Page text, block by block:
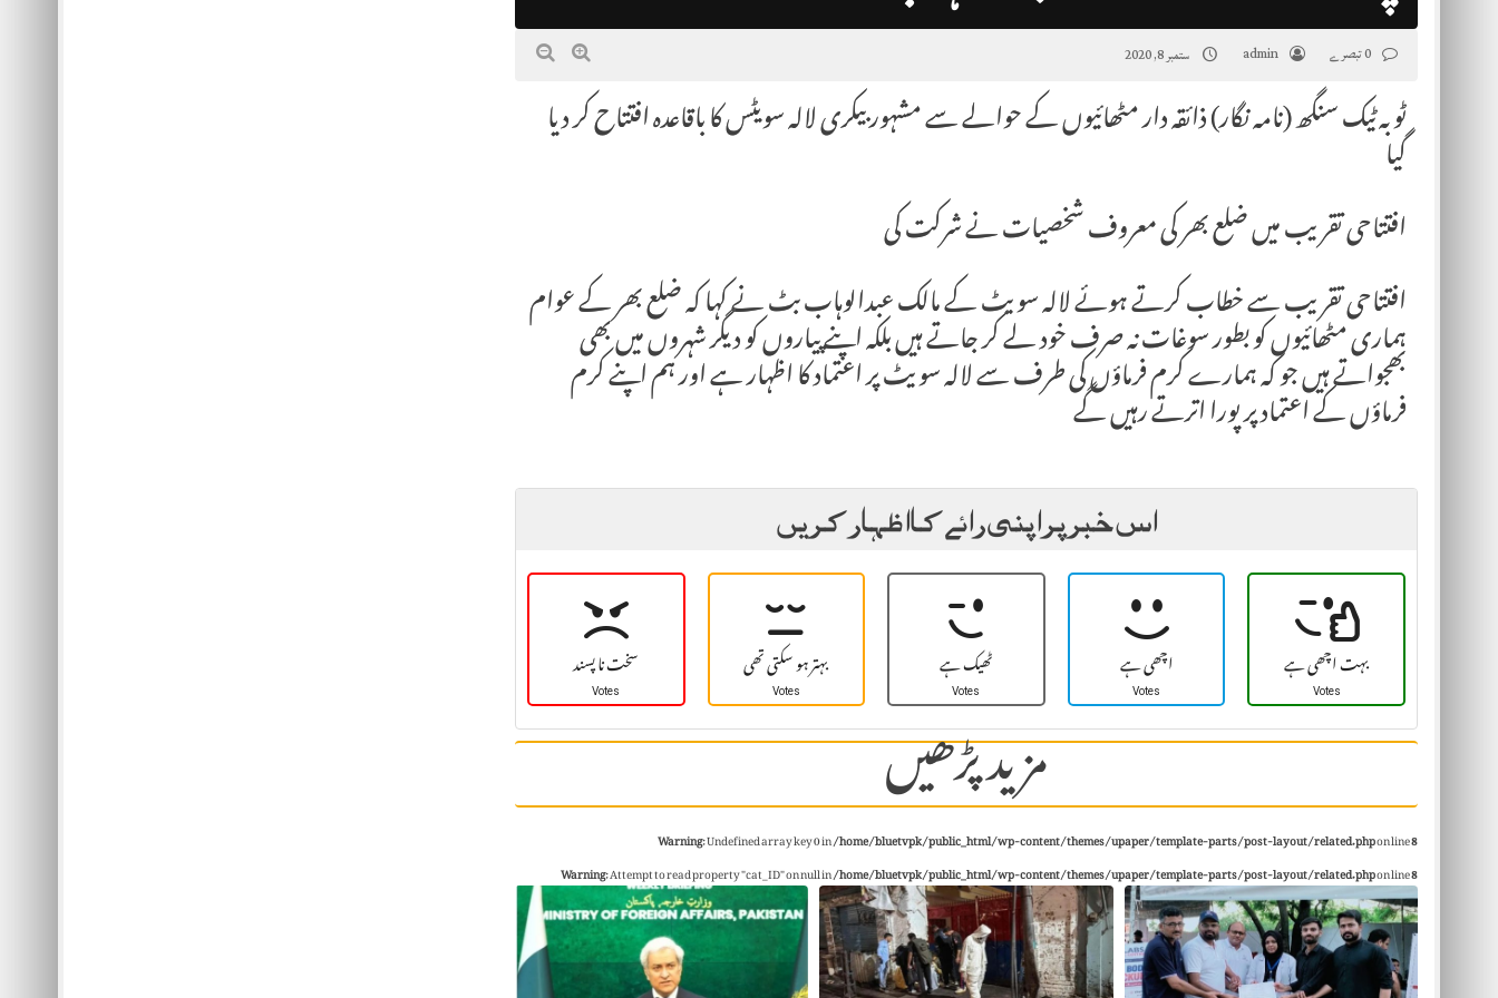
admin ستمبر 8, 2020
ٹوبہ ٹیک سنگھ (نامہ نگار) ذائقہ دار مٹھائیوں کے حوالے سے مشہور بیکری لالہ سویٹس کا باقاعدہ افتتاح کر دیا
گیا
افتتاحی تقریب میں ضلع بھر کی معروف شخصیات نے شرکت کی
افتتاحی تقریب سے خطاب کرتے ہوئے لالہ سویٹ کے مالک عبدالوہاب بٹ نے کہا کہ ضلع بھر کے عوام
ہماری مٹھائیوں کو بطور سوغات نہ صرف خود لے کر جاتے ہیں بلکہ اپنے پیاروں کو دیگر شہروں میں بھی
بھجواتے ہیں جو کہ ہمارے کرم فرماؤں کی طرف سے لالہ سویٹ پر اعتماد کا اظہار ہے اور ہم اپنے کرم
فرماؤں کے اعتماد پر پورا اترتے رہیں گے
اس خبر پر اپنی رائے کا اظہار کریں
سخت نا پسند
Votes بہتر ہو سکتی تھی
Votes ٹھیک ہے
Votes اچھی ہے
Votes بہت اچھی ہے
Votes
مزید پڑھیں Warning: Undefined array key 0 in/home/bluetvpk/public_html/wp-content/themes/upaper/template-parts/post-layout/related.phpon line8
Warning: Attempt to read property "cat_ID" on null in/home/bluetvpk/public_html/wp-content/themes/upaper/template-parts/post-layout/related.phpon line8